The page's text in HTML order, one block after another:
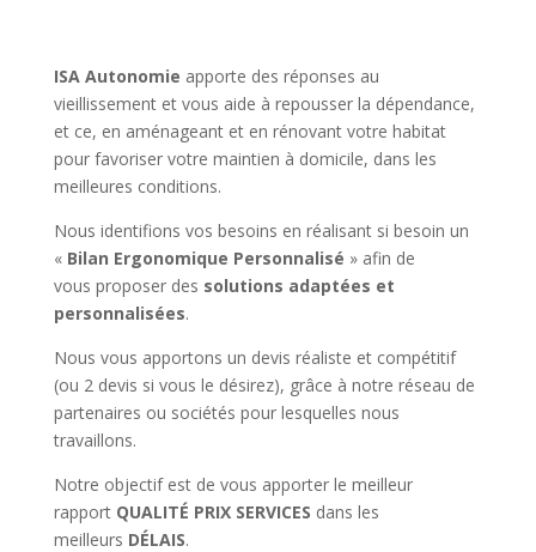
ISA Autonomie apporte des réponses au
vieillissement et vous aide à repousser la dépendance,
et ce, en aménageant et en rénovant votre habitat
pour favoriser votre maintien à domicile, dans les
meilleures conditions.
Nous identifions vos besoins en réalisant si besoin un
« Bilan Ergonomique Personnalisé » afin de
vous proposer des solutions adaptées et
personnalisées.
Nous vous apportons un devis réaliste et compétitif
(ou 2 devis si vous le désirez), grâce à notre réseau de
partenaires ou sociétés pour lesquelles nous
travaillons.
Notre objectif est de vous apporter le meilleur
rapport QUALITÉ PRIX SERVICES dans les
meilleurs DÉLAIS.